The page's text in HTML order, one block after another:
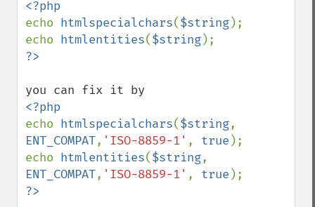
echo htmlspecialchars($string);
echo htmlentities($string
echo htmlspecialchars($string
ENT_COMPAT, 'ISO-8859-1' , true );
echo htmlentities($string
ENT_COMPAT, 'ISO-8859-1' , true
?>